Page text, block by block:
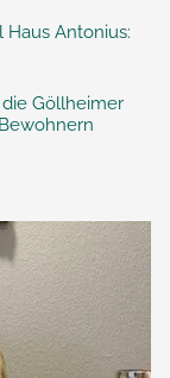
Haus Antonius:
Göllheimer